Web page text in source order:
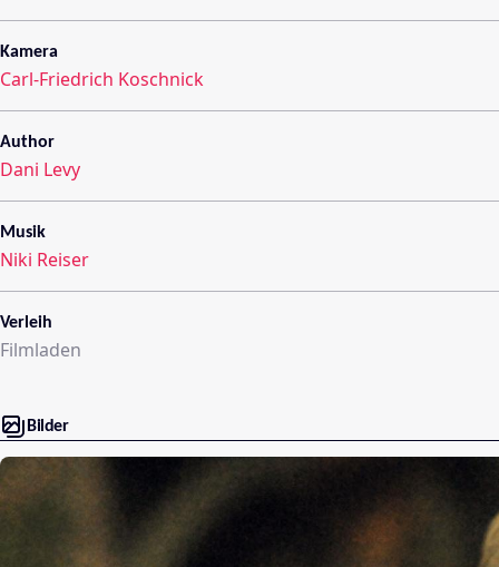
Kamera
Carl-Friedrich Koschnick
Author
Dani Levy
Musik
Niki Reiser
Verleih
Filmladen
Bilder